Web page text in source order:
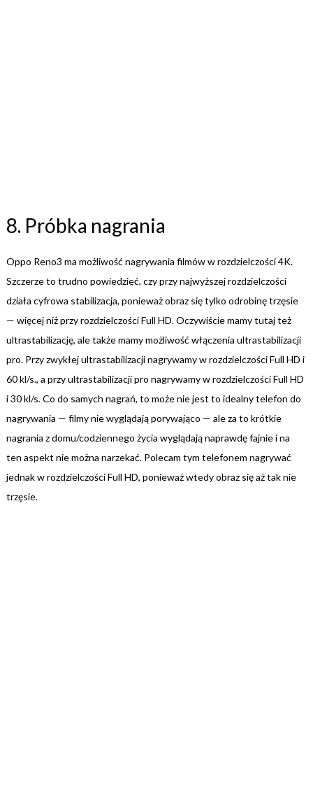
8. Próbka nagrania
Oppo Reno3 ma możliwość nagrywania filmów w rozdzielczości 4K.
Szczerze to trudno powiedzieć, czy przy najwyższej rozdzielczości
działa cyfrowa stabilizacja, ponieważ obraz się tylko odrobinę trzęsie
— więcej niż przy rozdzielczości Full HD. Oczywiście mamy tutaj też
ultrastabilizację, ale także mamy możliwość włączenia ultrastabilizacji
pro. Przy zwykłej ultrastabilizacji nagrywamy w rozdzielczości Full HD i
60 kl/s., a przy ultrastabilizacji pro nagrywamy w rozdzielczości Full HD
i 30 kl/s. Co do samych nagrań, to może nie jest to idealny telefon do
nagrywania — filmy nie wyglądają porywająco — ale za to krótkie
nagrania z domu/codziennego życia wyglądają naprawdę fajnie i na
ten aspekt nie można narzekać. Polecam tym telefonem nagrywać
jednak w rozdzielczości Full HD, ponieważ wtedy obraz się aż tak nie
trzęsie.